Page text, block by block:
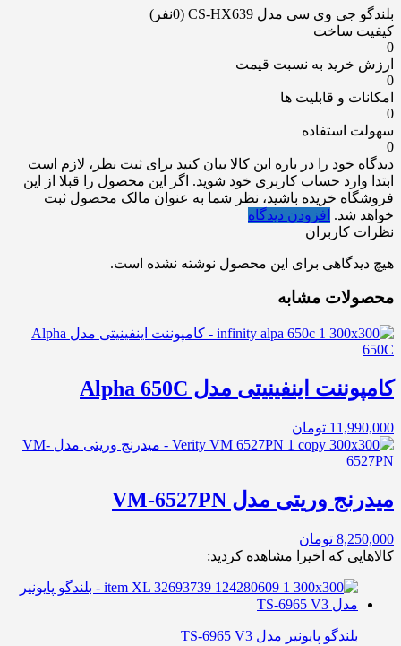
بلندگو جی وی سی مدل CS-HX639
(0نفر)
کیفیت ساخت
0
ارزش خرید به نسبت قیمت
0
امکانات و قابلیت ها
0
سهولت استفاده
0
دیدگاه خود را در باره این کالا بیان کنید برای ثبت نظر، لازم است
ابتدا وارد حساب کاربری خود شوید. اگر این محصول را قبلا از این
فروشگاه خریده باشید، نظر شما به عنوان مالک محصول ثبت
خواهد شد. افزودن دیدگاه
نظرات کاربران
هیچ دیدگاهی برای این محصول نوشته نشده است.
محصولات مشابه
کامپوننت اینفینیتی مدل Alpha 650C
11,990,000 تومان
میدرنج وریتی مدل VM-6527PN
8,250,000 تومان
کالاهایی که اخیرا مشاهده کردید:
بلندگو پایونیر مدل TS-6965 V3